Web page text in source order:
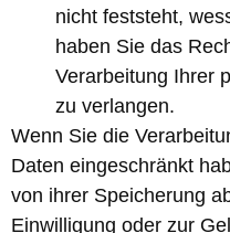
nicht feststeht,
haben Sie das
Verarbeitung Ihrer
zu verlangen.
Wenn Sie die
Daten eingeschränkt
von ihrer Speicherung
Einwilligung oder zur